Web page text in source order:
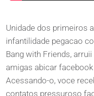
Unidade dos primeiros
infantilidade pegacao
Bang with Friends,
amigas abicar
Acessando-o, voce
contatos pressuroso